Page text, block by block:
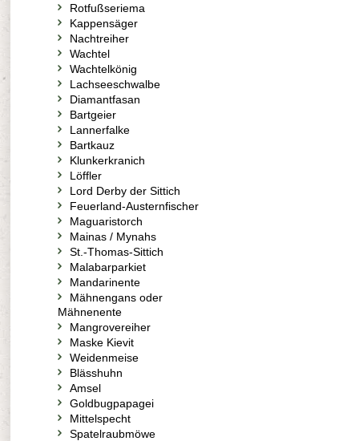
Rotfußseriema
Kappensäger
Nachtreiher
Wachtel
Wachtelkönig
Lachseeschwalbe
Diamantfasan
Bartgeier
Lannerfalke
Bartkauz
Klunkerkranich
Löffler
Lord Derby der Sittich
Feuerland-Austernfischer
Maguaristorch
Mainas / Mynahs
St.-Thomas-Sittich
Malabarparkiet
Mandarinente
Mähnengans oder
Mähnenente
Mangrovereiher
Maske Kievit
Weidenmeise
Blässhuhn
Amsel
Goldbugpapagei
Mittelspecht
Spatelraubmöwe